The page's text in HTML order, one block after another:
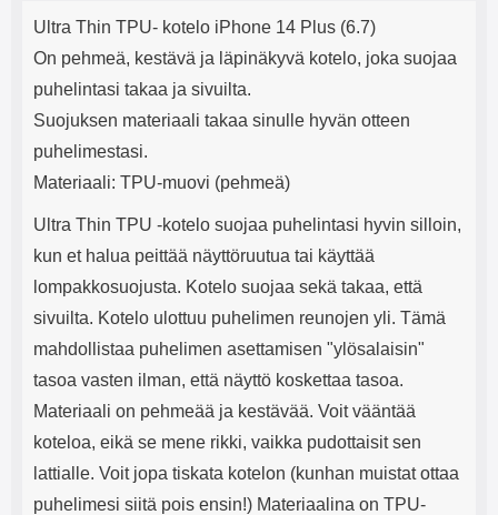
Max Output: USB: DC5V/3.0A
(15W) 9V/2.0A (18W) 12V/1.5
(18W) Type-C: 5V/3A (PD15W)
12V/1.67A(PD20W) Total Effekt:
Tuotekuvaus
Ultra Thin TPU- kotelo iPhone 14 Plus (6.7)
On pehmeä, kestävä ja läpinäkyvä kotelo, joka suojaa
puhelintasi takaa ja sivuilta.
Suojuksen materiaali takaa sinulle hyvän otteen
puhelimestasi.
Materiaali: TPU-muovi (pehmeä)
Ultra Thin TPU -kotelo suojaa puhelintasi hyvin silloin,
kun et halua peittää näyttöruutua tai käyttää
lompakkosuojusta. Kotelo suojaa sekä takaa, että
sivuilta. Kotelo ulottuu puhelimen reunojen yli. Tämä
mahdollistaa puhelimen asettamisen "ylösalaisin"
tasoa vasten ilman, että näyttö koskettaa tasoa.
Materiaali on pehmeää ja kestävää. Voit vääntää
koteloa, eikä se mene rikki, vaikka pudottaisit sen
lattialle. Voit jopa tiskata kotelon (kunhan muistat ottaa
puhelimesi siitä pois ensin!) Materiaalina on TPU-